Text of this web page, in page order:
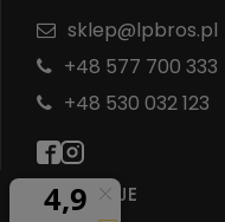
INFORMACJE
sklep@lpbros.pl
+48 577 700 333
+48 530 032 123